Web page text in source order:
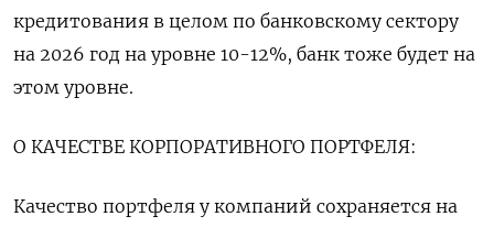
кредитования в целом по банковскому сектору
на 2026 год на уровне 10-12%, банк тоже будет на
этом уровне.
О КАЧЕСТВЕ КОРПОРАТИВНОГО ПОРТФЕЛЯ:
Качество портфеля у компаний сохраняется на